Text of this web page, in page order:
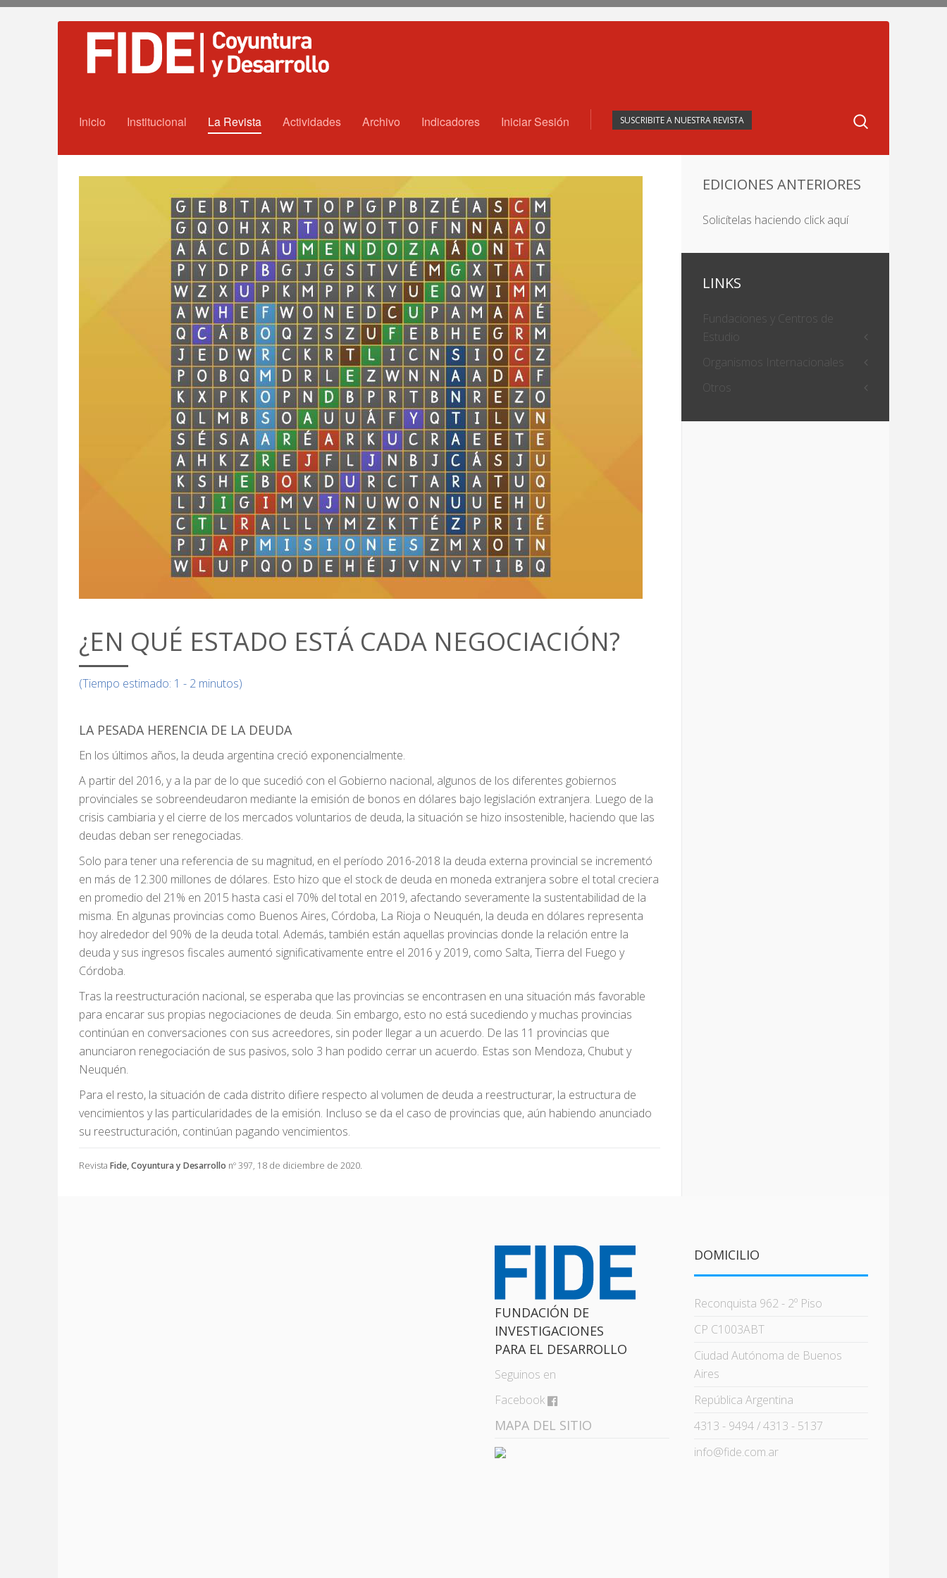
Inicio Institucional La Revista Actividades Archivo Indicadores Iniciar Sesión SUSCRIBITE A NUESTRA REVISTA
¿EN QUÉ ESTADO ESTÁ CADA NEGOCIACIÓN?
(Tiempo estimado: 1 - 2 minutos)
LA PESADA HERENCIA DE LA DEUDA
En los últimos años, la deuda argentina creció exponencialmente.
A partir del 2016, y a la par de lo que sucedió con el Gobierno nacional, algunos de los diferentes gobiernos
provinciales se sobreendeudaron mediante la emisión de bonos en dólares bajo legislación extranjera. Luego de la
crisis cambiaria y el cierre de los mercados voluntarios de deuda, la situación se hizo insostenible, haciendo que las
deudas deban ser renegociadas.
Solo para tener una referencia de su magnitud, en el período 2016-2018 la deuda externa provincial se incrementó
en más de 12.300 millones de dólares. Esto hizo que el stock de deuda en moneda extranjera sobre el total creciera
en promedio del 21% en 2015 hasta casi el 70% del total en 2019, afectando severamente la sustentabilidad de la
misma. En algunas provincias como Buenos Aires, Córdoba, La Rioja o Neuquén, la deuda en dólares representa
hoy alrededor del 90% de la deuda total. Además, también están aquellas provincias donde la relación entre la
deuda y sus ingresos fiscales aumentó significativamente entre el 2016 y 2019, como Salta, Tierra del Fuego y
Córdoba.
Tras la reestructuración nacional, se esperaba que las provincias se encontrasen en una situación más favorable
para encarar sus propias negociaciones de deuda. Sin embargo, esto no está sucediendo y muchas provincias
continúan en conversaciones con sus acreedores, sin poder llegar a un acuerdo. De las 11 provincias que
anunciaron renegociación de sus pasivos, solo 3 han podido cerrar un acuerdo. Estas son Mendoza, Chubut y
Neuquén.
Para el resto, la situación de cada distrito difiere respecto al volumen de deuda a reestructurar, la estructura de
vencimientos y las particularidades de la emisión. Incluso se da el caso de provincias que, aún habiendo anunciado
su reestructuración, continúan pagando vencimientos.
Revista Fide, Coyuntura y Desarrollo nº 397, 18 de diciembre de 2020.
EDICIONES ANTERIORES
Solicítelas haciendo click aquí
LINKS
Fundaciones y Centros de
Estudio
Organismos Internacionales
Otros
FUNDACIÓN DE
INVESTIGACIONES
PARA EL DESARROLLO
Seguinos en
Facebook
MAPA DEL SITIO
DOMICILIO
Reconquista 962 - 2º Piso
CP C1003ABT
Ciudad Autónoma de Buenos
Aires
República Argentina
4313 - 9494 / 4313 - 5137
info@fide.com.ar